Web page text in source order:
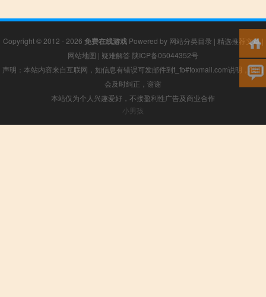
Copyright © 2012 - 2026 免费在线游戏Powered by 网站分类目录 | 精选推荐文章|
网站地图 | 疑难解答 陕ICP备05044352号
声明：本站内容来自互联网，如信息有错误可发邮件到f_fb#foxmail.com说明，我们
会及时纠正，谢谢
本站仅为个人兴趣爱好，不接盈利性广告及商业合作
小男孩